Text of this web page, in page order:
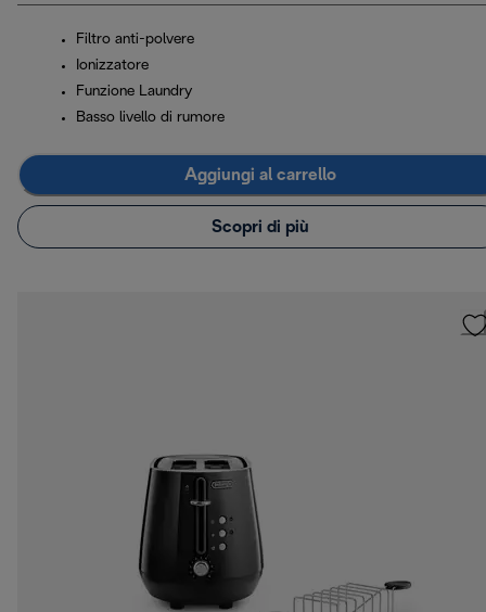
Filtro anti-polvere
Ionizzatore
Funzione Laundry
Basso livello di rumore
Aggiungi al carrello
Scopri di più